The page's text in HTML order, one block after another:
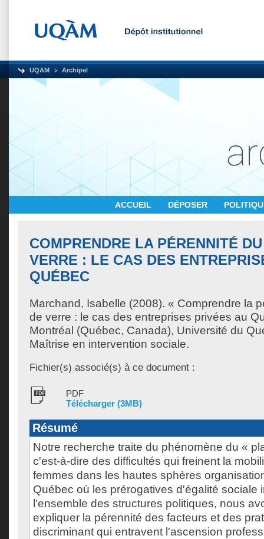
UQAM Archipel
ACCUEIL DÉPOSER
COMPRENDRE LA PÉRENNITÉ
VERRE : LE CAS DES
QUÉBEC
Marchand, Isabelle (2008). « Comprendre la
de verre : le cas des entreprises privées au
Montréal (Québec, Canada), Université du
Maîtrise en intervention sociale.
Fichier(s) associé(s) à ce document :
PDF
Télécharger (3MB)
Résumé
Notre recherche traite du phénomène du «
c'est-à-dire des difficultés qui freinent la
femmes dans les hautes sphères
Québec où les prérogatives d'égalité sociale
l'ensemble des structures politiques, nous
expliquer la pérennité des facteurs et des
discriminant qui entravent l'ascension